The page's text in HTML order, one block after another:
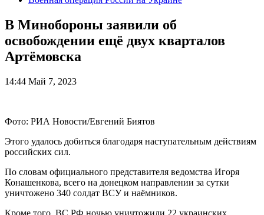
В Минобороны заявили об
освобождении ещё двух кварталов
Артёмовска
14:44 Май 7, 2023
Фото: РИА Новости/Евгений Биятов
Этого удалось добиться благодаря наступательным действиям
российских сил.
По словам официального представителя ведомства Игоря
Конашенкова, всего на донецком направлении за сутки
уничтожено 340 солдат ВСУ и наёмников.
Кроме того, ВС РФ ночью уничтожили 22 украинских